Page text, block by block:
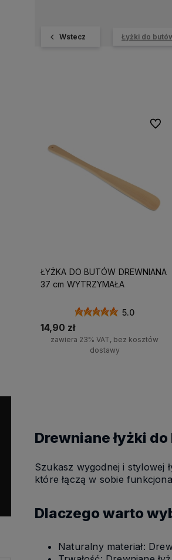
dla zamówień powyżej 200zł!
posiadamy
ponad
klientów
i
Wstecz Łyżki do
ŁYŻKA DO BUTÓW DREWNIANA
37 cm WYTRZYMAŁA
5.0
14,90 zł
zawiera 23% VAT, bez kosztów
dostawy
Do
Drewniane łyżki
Szukasz wygodnej i stylowej
które łączą w sobie
Dlaczego warto
Naturalny materiał: